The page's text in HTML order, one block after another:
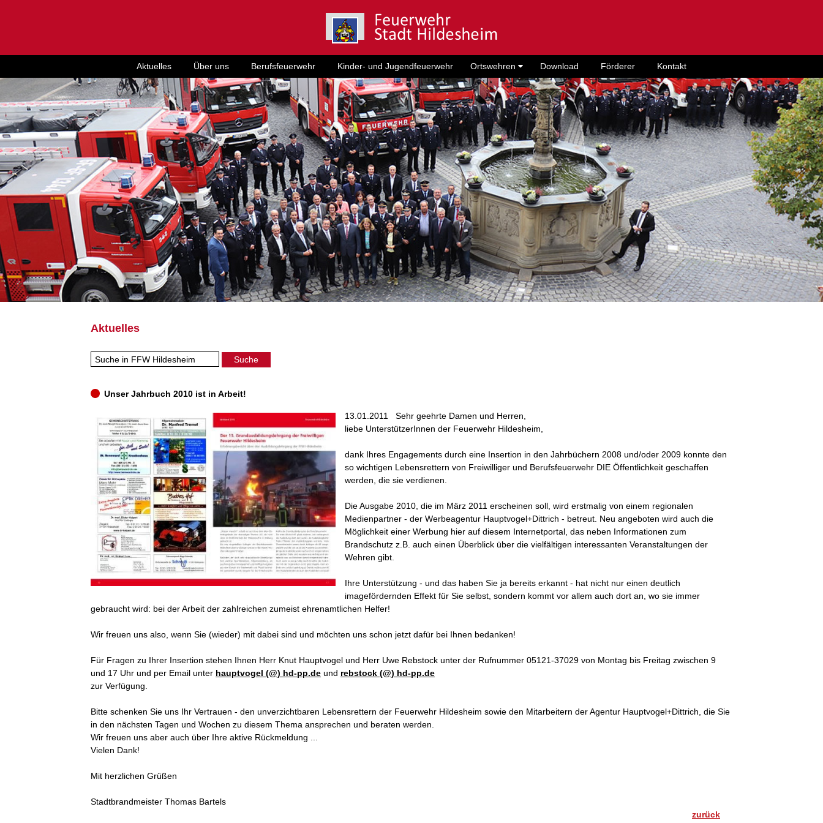
Aktuelles Über uns Berufsfeuerwehr Kinder- und Jugendfeuerwehr Ortswehren Download Förderer Kontakt
Aktuelles
Unser Jahrbuch 2010 ist in Arbeit!
13.01.2011 Sehr geehrte Damen und Herren,
liebe UnterstützerInnen der Feuerwehr Hildesheim,
dank Ihres Engagements durch eine Insertion in den Jahrbüchern 2008 und/oder 2009 konnte den
so wichtigen Lebensrettern von Freiwilliger und Berufsfeuerwehr DIE Öffentlichkeit geschaffen
werden, die sie verdienen.
Die Ausgabe 2010, die im März 2011 erscheinen soll, wird erstmalig von einem regionalen
Medienpartner - der Werbeagentur Hauptvogel+Dittrich - betreut. Neu angeboten wird auch die
Möglichkeit einer Werbung hier auf diesem Internetportal, das neben Informationen zum
Brandschutz z.B. auch einen Überblick über die vielfältigen interessanten Veranstaltungen der
Wehren gibt.
Ihre Unterstützung - und das haben Sie ja bereits erkannt - hat nicht nur einen deutlich
imagefördernden Effekt für Sie selbst, sondern kommt vor allem auch dort an, wo sie immer
gebraucht wird: bei der Arbeit der zahlreichen zumeist ehrenamtlichen Helfer!
Wir freuen uns also, wenn Sie (wieder) mit dabei sind und möchten uns schon jetzt dafür bei Ihnen bedanken!
Für Fragen zu Ihrer Insertion stehen Ihnen Herr Knut Hauptvogel und Herr Uwe Rebstock unter der Rufnummer 05121-37029 von Montag bis Freitag zwischen 9
und 17 Uhr und per Email unter hauptvogel (@) hd-pp.de und rebstock (@) hd-pp.de
zur Verfügung.
Bitte schenken Sie uns Ihr Vertrauen - den unverzichtbaren Lebensrettern der Feuerwehr Hildesheim sowie den Mitarbeitern der Agentur Hauptvogel+Dittrich, die Sie
in den nächsten Tagen und Wochen zu diesem Thema ansprechen und beraten werden.
Wir freuen uns aber auch über Ihre aktive Rückmeldung ...
Vielen Dank!
Mit herzlichen Grüßen
Stadtbrandmeister Thomas Bartels
zurück